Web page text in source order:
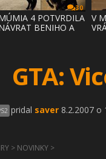
30
4 POTVRDILA
BENIHO A
V
GTA:
pridal saver 8.2.2007 o
> NOVINKY >